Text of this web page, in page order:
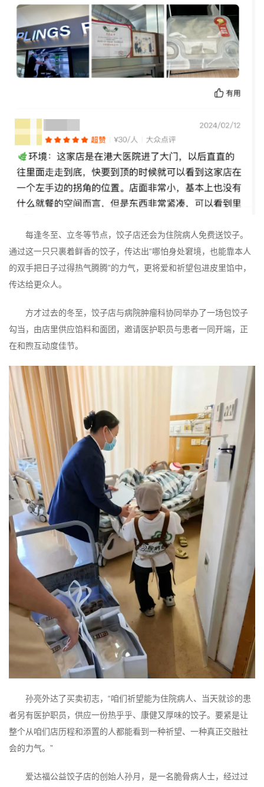
每逢冬至、立冬等节点，饺子店还会为住院病人免费送饺子。
通过这一只只裹着鲜香的饺子，传达出“哪怕身处窘境，也能靠本人
的双手把日子过得热气腾腾”的力气，更将爱和祈望包进皮里馅中，
传达给更众人。
方才过去的冬至，饺子店与病院肿瘤科协同举办了一场包饺子
勾当，由店里供应馅料和面团，邀请医护职员与患者一同开端，正
在和煦互动度佳节。
孙亮外达了买卖初志，“咱们祈望能为住院病人、当天就诊的患
者另有医护职员，供应一份热乎乎、康健又厚味的饺子。要紧是让
整个从咱们店历程和添置的人都能看到一种祈望、一种真正交融社
会的力气。”
爱达福公益饺子店的创始人孙月，是一名脆骨病人士，经过过